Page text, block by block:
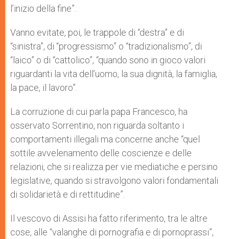
l’inizio della fine”.
Vanno evitate, poi, le trappole di “destra” e di
“sinistra”, di “progressismo” o “tradizionalismo”, di
“laico” o di “cattolico”, “quando sono in gioco valori
riguardanti la vita dell’uomo, la sua dignità, la famiglia,
la pace, il lavoro”.
La corruzione di cui parla papa Francesco, ha
osservato Sorrentino, non riguarda soltanto i
comportamenti illegali ma concerne anche “quel
sottile avvelenamento delle coscienze e delle
relazioni, che si realizza per vie mediatiche e persino
legislative, quando si stravolgono valori fondamentali
di solidarietà e di rettitudine”.
Il vescovo di Assisi ha fatto riferimento, tra le altre
cose, alle “valanghe di pornografia e di pornoprassi”,